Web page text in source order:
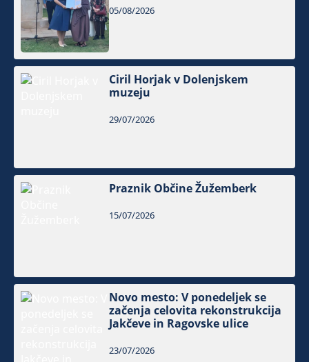
05/08/2026
Ciril Horjak v Dolenjskem
muzeju
29/07/2026
Praznik Občine Žužemberk
15/07/2026
Novo mesto: V ponedeljek se
začenja celovita rekonstrukcija
Jakčeve in Ragovske ulice
23/07/2026